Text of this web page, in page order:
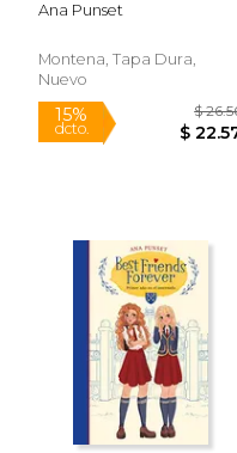
15%
Del Universo de
Ana Punset
Montena, Tapa Dura,
Nuevo